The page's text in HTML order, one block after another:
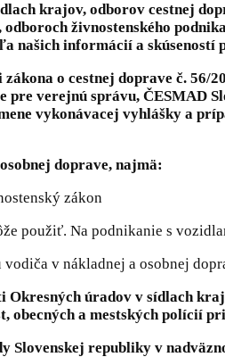
krajov, odborov cestnej
živnostenského
našich informácií a skúseností
o cestnej doprave č.
verejnú správu, ČESMAD
vykonávacej vyhlášky a
doprave, najmä:
zákon
použiť. Na podnikanie s
v nákladnej a osobnej
úradov v sídlach
obecných a mestských polícií
republiky v